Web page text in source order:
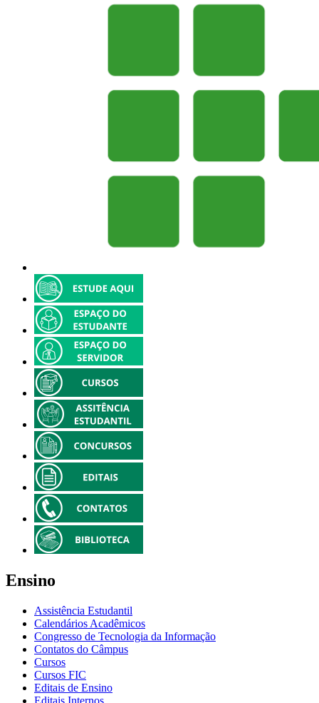
Ensino
Assistência Estudantil
Calendários Acadêmicos
Congresso de Tecnologia da Informação
Contatos do Câmpus
Cursos
Cursos FIC
Editais de Ensino